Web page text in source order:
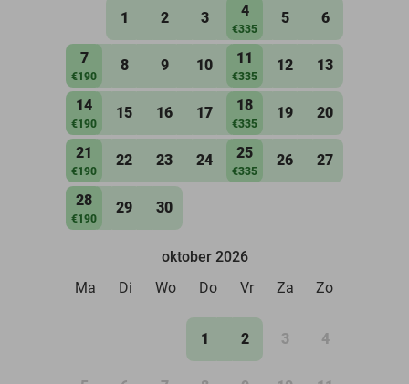
1 2 3 4
€335
5 6
7
€190
8 9 10 11
€335
12 13
14
€190
15 16 17 18
€335
19 20
21
€190
22 23 24 25
€335
26 27
28
€190
29 30
oktober 2026
Ma
Di Wo Do Vr Za Zo
1 2 3 4